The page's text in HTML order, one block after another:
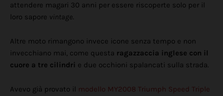
attendere magari 30 anni per essere riscoperte solo per il
loro sapore vintage.
Altre moto rimangono invece icone senza tempo e non
invecchiano mai, come questa ragazzaccia inglese con il
cuore a tre cilindri e due occhioni spalancati sulla strada.
Avevo già provato il modello MY2008 Triumph Speed Triple